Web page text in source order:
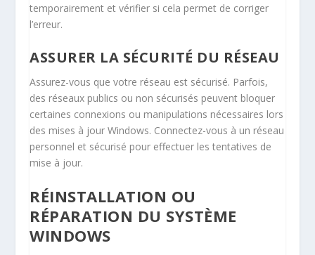
temporairement et vérifier si cela permet de corriger
l’erreur.
ASSURER LA SÉCURITÉ DU RÉSEAU
Assurez-vous que votre réseau est sécurisé. Parfois,
des réseaux publics ou non sécurisés peuvent bloquer
certaines connexions ou manipulations nécessaires lors
des mises à jour Windows. Connectez-vous à un réseau
personnel et sécurisé pour effectuer les tentatives de
mise à jour.
RÉINSTALLATION OU
RÉPARATION DU SYSTÈME
WINDOWS